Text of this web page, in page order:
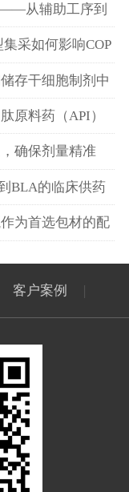
从辅助工序到
采如何影响COP
存干细胞制剂中
原料药（API）
确保剂量精准
BLA的临床供药
为首选包材的配
客户案例 |